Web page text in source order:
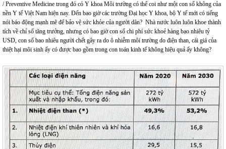
/ Preventive Medicine trong đó có Y khoa Môi trường có thể coi như một con số không của
nền Y tế Việt Nam hiện nay. Đến bao giờ các trường Đại học Y khoa, bộ Y tế mới có tiếng
nói báo động mạnh mẽ để bảo vệ sức khỏe của người dân? Nhà nước luôn luôn khoe thành
tích về chỉ số tăng trưởng, nhưng có bao giờ con số chi phí sức khoẻ hàng bao nhiêu tỷ
USD, con số bao nhiêu người chết gây ra do ô nhiễm môi trường do điện than, cái giá của
thiệt hại môi sinh ấy có được bao gồm trong con toán kinh tế không hiệu quả ấy không?